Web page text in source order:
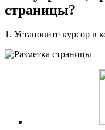
страницы?
1. Установите курсор в